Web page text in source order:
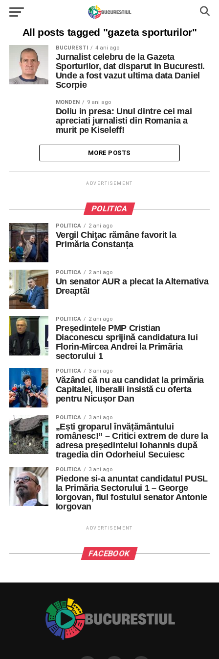
All posts tagged "gazeta sporturilor"
BUCURESTI 4 ani ago
Jurnalist celebru de la Gazeta
Sporturilor, dat disparut in Bucuresti.
Unde a fost vazut ultima data Daniel
Scorpie
MONDEN 9 ani ago
Doliu in presa: Unul dintre cei mai
apreciati jurnalisti din Romania a
murit pe Kiseleff!
MORE POSTS
ADVERTISEMENT
POLITICA
POLITICA 2 ani ago
Vergil Chiţac rămâne favorit la
Primăria Constanța
POLITICA 2 ani ago
Un senator AUR a plecat la Alternativa
Dreaptă!
POLITICA 2 ani ago
Președintele PMP Cristian
Diaconescu sprijină candidatura lui
Florin-Mircea Andrei la Primăria
sectorului 1
POLITICA 3 ani ago
Văzând că nu au candidat la primăria
Capitalei, liberalii insistă cu oferta
pentru Nicușor Dan
POLITICA 3 ani ago
„Ești groparul învățământului
românesc!” – Critici extrem de dure la
adresa președintelui Iohannis după
tragedia din Odorheiul Secuiesc
POLITICA 3 ani ago
Piedone si-a anuntat candidatul PUSL
la Primăria Sectorului 1 – George
Iorgovan, fiul fostului senator Antonie
Iorgovan
ADVERTISEMENT
FACEBOOK